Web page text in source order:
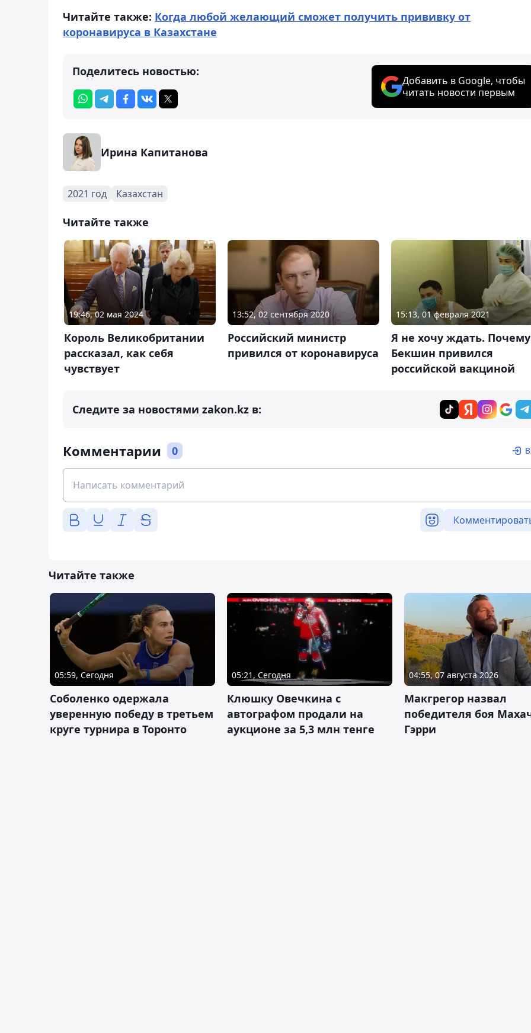
Читайте также: Когда любой желающий сможет получить прививку от
коронавируса в Казахстане
Поделитесь новостью:
Добавить в Google, чтобы
читать новости первым
Ирина Капитанова
2021 год Казахстан
Читайте также
19:46, 02 мая 2024
Король Великобритании
рассказал, как себя
чувствует
13:52, 02 сентября 2020
Российский министр
привился от коронавируса
15:13, 01 февраля 2021
Я не хочу ждать. Почему
Бекшин привился
российской вакциной
Следите за новостями zakon.kz в:
Комментарии 0
Читайте также
05:59, Сегодня
Соболенко одержала
уверенную победу в третьем
круге турнира в Торонто
05:21, Сегодня
Клюшку Овечкина с
автографом продали на
аукционе за 5,3 млн тенге
04:55, 07 августа 2026
Макгрегор назвал
победителя боя
Гэрри